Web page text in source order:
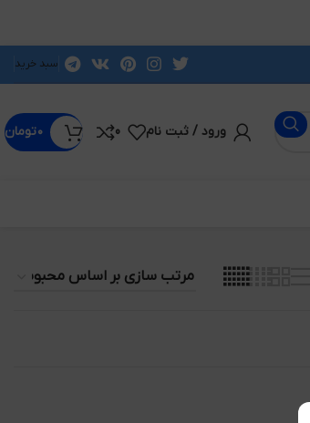
سبد خرید
ورود / ثبت نام 0 ۰تومان